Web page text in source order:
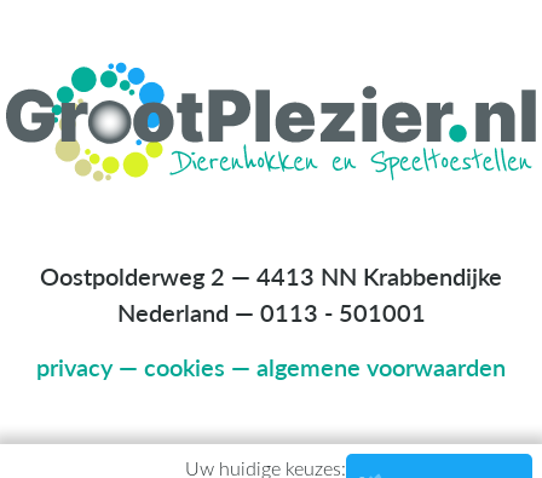
Uw huidige keuzes:
Oostpolderweg 2 — 4413 NN Krabbendijke
Nederland — 0113 - 501001
privacy— cookies — algemene voorwaarden